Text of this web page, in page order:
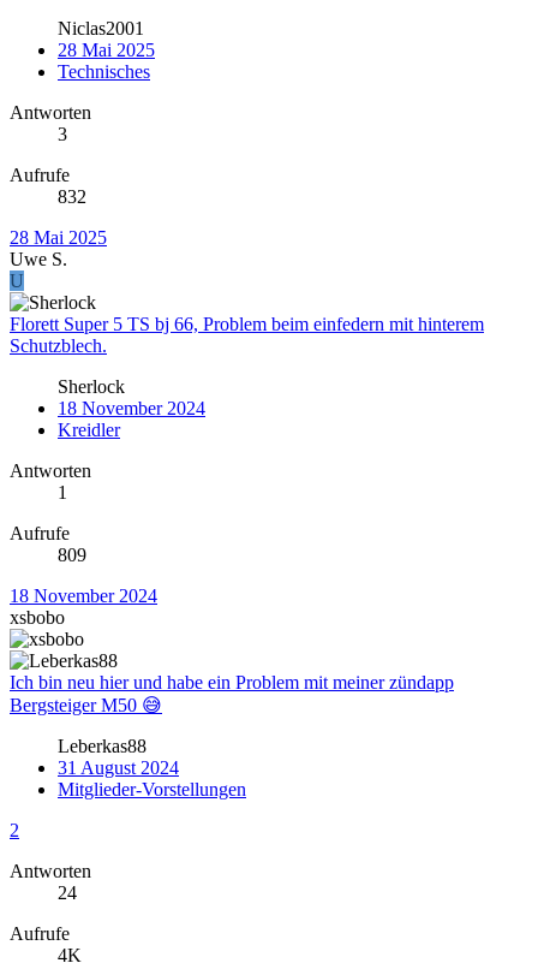
Niclas2001
28 Mai 2025
Technisches
Antworten
3
Aufrufe
832
28 Mai 2025
Uwe S.
U
Florett Super 5 TS bj 66, Problem beim einfedern mit hinterem
Schutzblech.
Sherlock
18 November 2024
Kreidler
Antworten
1
Aufrufe
809
18 November 2024
xsbobo
Ich bin neu hier und habe ein Problem mit meiner zündapp
Bergsteiger M50 😅
Leberkas88
31 August 2024
Mitglieder-Vorstellungen
2
Antworten
24
Aufrufe
4K